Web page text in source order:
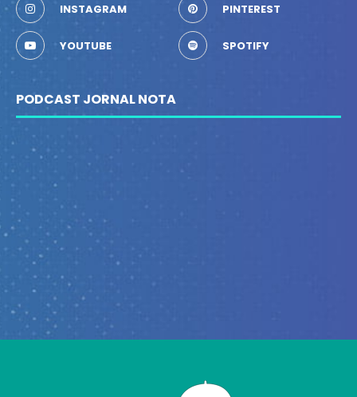
INSTAGRAM PINTEREST
YOUTUBE SPOTIFY
PODCAST JORNAL NOTA